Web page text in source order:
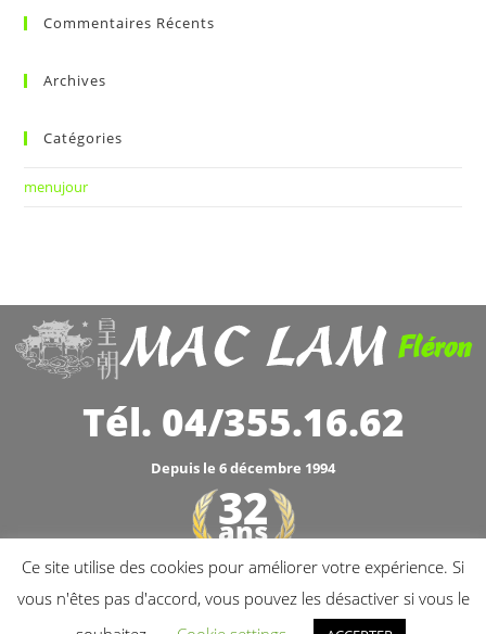
Commentaires Récents
Archives
Catégories
menujour
Fléron
Tél. 04/355.16.62
Depuis le 6 décembre 1994
32
ans
1994 - 2026
TVA: BE.0449.286.479
Ce site utilise des cookies pour améliorer votre expérience. Si
vous n'êtes pas d'accord, vous pouvez les désactiver si vous le